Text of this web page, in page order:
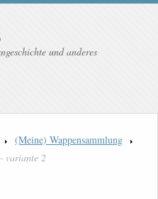
und anderes
(Meine) Wappensammlung
variante 2